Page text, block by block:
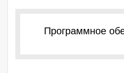
Программное